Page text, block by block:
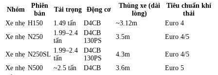
Nhóm
Phiên
bản
Tải trọng Động cơ
Thùng xe (dài
lòng)
Tiêu chuẩn khí
thải
Xe nhẹ H150 1.49 tấn D4CB ~3.12m
Euro 4
Xe nhẹ N250
1.99–2.4
tấn
D4CB
130PS
3.5m Euro 4/5
Xe nhẹ N250SL
1.99–2.4
tấn
D4CB
130PS
4.3m
Euro 4/5
Xe nhẹ N500 ~2.5 tấn D4CB 3.6m
Euro 5